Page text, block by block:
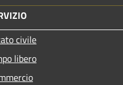
civile
libero